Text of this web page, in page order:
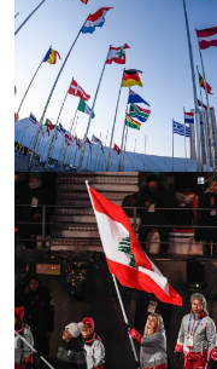
Tikmers:
redzētais